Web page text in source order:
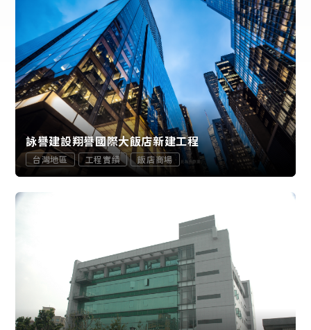
詠譽建設翔譽國際大飯店新建工程
台灣地區 工程實績 飯店商場